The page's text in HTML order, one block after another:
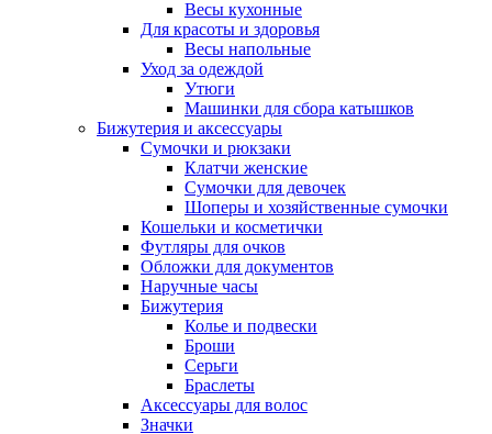
Весы кухонные
Для красоты и здоровья
Весы напольные
Уход за одеждой
Утюги
Машинки для сбора катышков
Бижутерия и аксессуары
Сумочки и рюкзаки
Клатчи женские
Сумочки для девочек
Шоперы и хозяйственные сумочки
Кошельки и косметички
Футляры для очков
Обложки для документов
Наручные часы
Бижутерия
Колье и подвески
Броши
Серьги
Браслеты
Аксессуары для волос
Значки